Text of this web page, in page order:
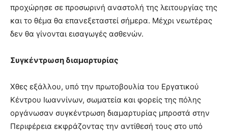
προχώρησε σε προσωρινή αναστολή της λειτουργίας της
και το θέμα θα επανεξεταστεί σήμερα. Μέχρι νεωτέρας
δεν θα γίνονται εισαγωγές ασθενών.
Συγκέντρωση διαμαρτυρίας
Χθες εξάλλου, υπό την πρωτοβουλία του Εργατικού
Κέντρου Ιωαννίνων, σωματεία και φορείς της πόλης
οργάνωσαν συγκέντρωση διαμαρτυρίας μπροστά στην
Περιφέρεια εκφράζοντας την αντίθεσή τους στο υπό